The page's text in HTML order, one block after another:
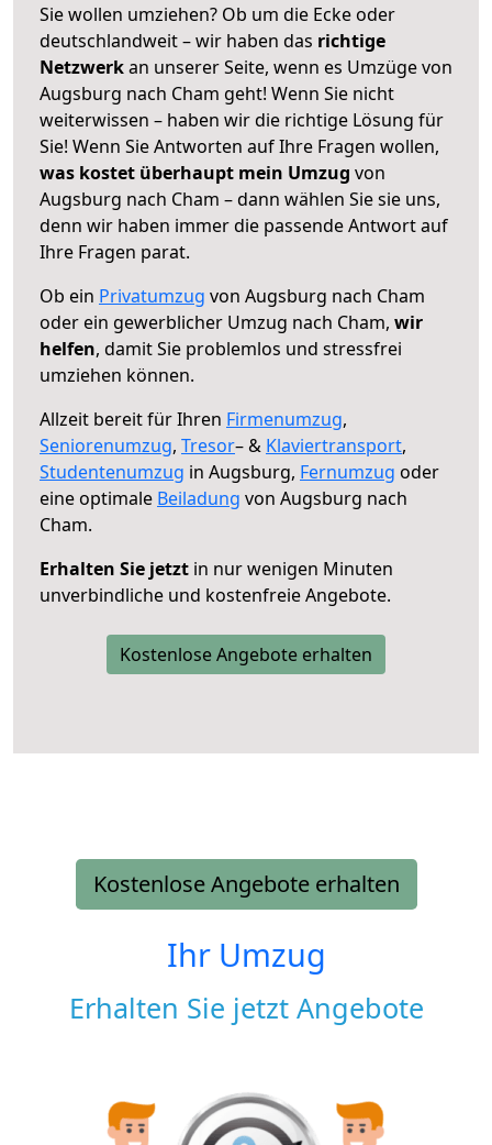
Sie wollen umziehen? Ob um die Ecke oder
deutschlandweit – wir haben das richtige
Netzwerkan unserer Seite, wenn es Umzüge von
Augsburg nach Cham geht! Wenn Sie nicht
weiterwissen – haben wir die richtige Lösung für
Sie! Wenn Sie Antworten auf Ihre Fragen wollen,
was kostet überhaupt mein Umzug von
Augsburg nach Cham – dann wählen Sie sie uns,
denn wir haben immer die passende Antwort auf
Ihre Fragen parat.
Ob ein Privatumzug von Augsburg nach Cham
oder ein gewerblicher Umzug nach Cham, wir
helfen, damit Sie problemlos und stressfrei
umziehen können.
Allzeit bereit für Ihren Firmenumzug,
Seniorenumzug, Tresor– & Klaviertransport,
Studentenumzug in Augsburg, Fernumzug oder
eine optimale Beiladung von Augsburg nach
Cham.
Erhalten Sie jetzt in nur wenigen Minuten
unverbindliche und kostenfreie Angebote.
Kostenlose Angebote erhalten
Kostenlose Angebote erhalten
Ihr Umzug
Erhalten Sie jetzt Angebote